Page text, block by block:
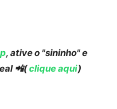
, ative o "sininho" e
📲(clique aqui)